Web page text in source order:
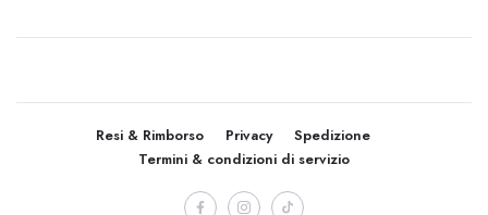
Resi & Rimborso Privacy
Spedizione
Termini & condizioni di servizio